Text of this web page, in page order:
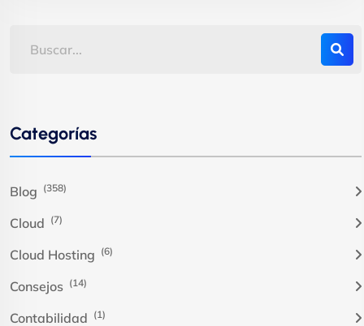
Categorías
Blog (358)
Cloud (7)
Cloud Hosting (6)
Consejos (14)
Contabilidad (1)